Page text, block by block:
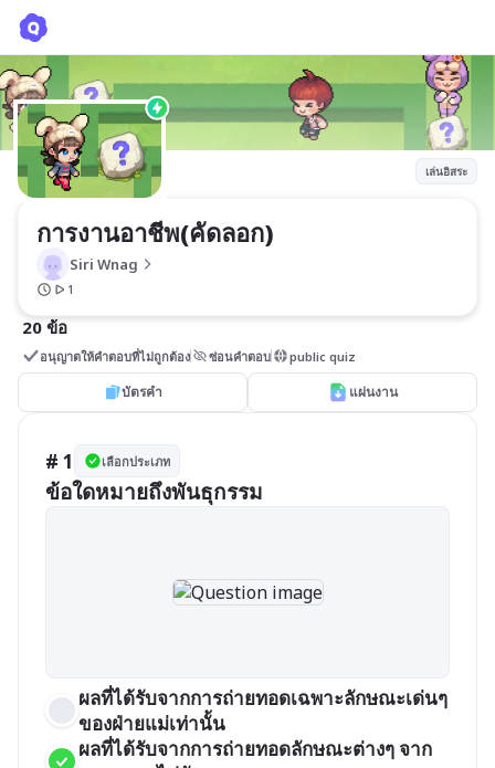
เล่นอิสระ
การงานอาชีพ(คัดลอก)
Siri Wnag
1
20 ข้อ
อนุญาตให้คำตอบที่ไม่ถูกต้อง ซ่อนคำตอบ public quiz
บัตรคำ แผ่นงาน
# 1 เลือกประเภท
ข้อใดหมายถึงพันธุกรรม
ผลที่ได้รับจากการถ่ายทอดเฉพาะลักษณะเด่นๆ
ของฝ่ายแม่เท่านั้น
ผลที่ได้รับจากการถ่ายทอดลักษณะต่างๆ จาก